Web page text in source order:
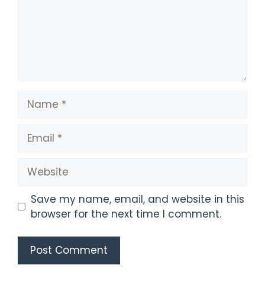
Name
Email
Website
Save my name, email, and website in this
browser for the next time I comment.